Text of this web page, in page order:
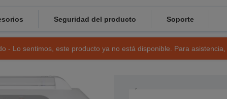
Seguridad del producto Soporte
- Lo sentimos, este producto ya no está disponible. Para asistencia,